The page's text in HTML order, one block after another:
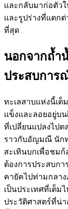
และกลับมาก่อตัว
และรูปร่างที่แตก
ที่สุด
นอกจากถ้ำ
ประสบการ
ทะเลสาบแห่งนี้เต็
แข็งและลอยอยู่บ
ที่เปลี่ยนแปลงไปต
ราวกับอัญมณี นักท่
สะเทินบกเพื่อชม
ต้องการประสบก
คายัคไปท่ามกลา
เป็นประเทศที่เต็ม
ประวัติศาสตร์ที่น่